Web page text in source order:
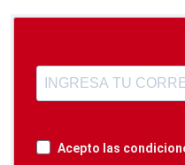
Acepto las